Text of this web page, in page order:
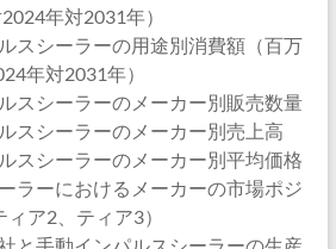
年対2031年）
スシーラーの用途別消費額（百万
年対2031年）
スシーラーのメーカー別販売数量
スシーラーのメーカー別売上高
スシーラーのメーカー別平均価格
ラーにおけるメーカーの市場ポジ
ア2、ティア3）